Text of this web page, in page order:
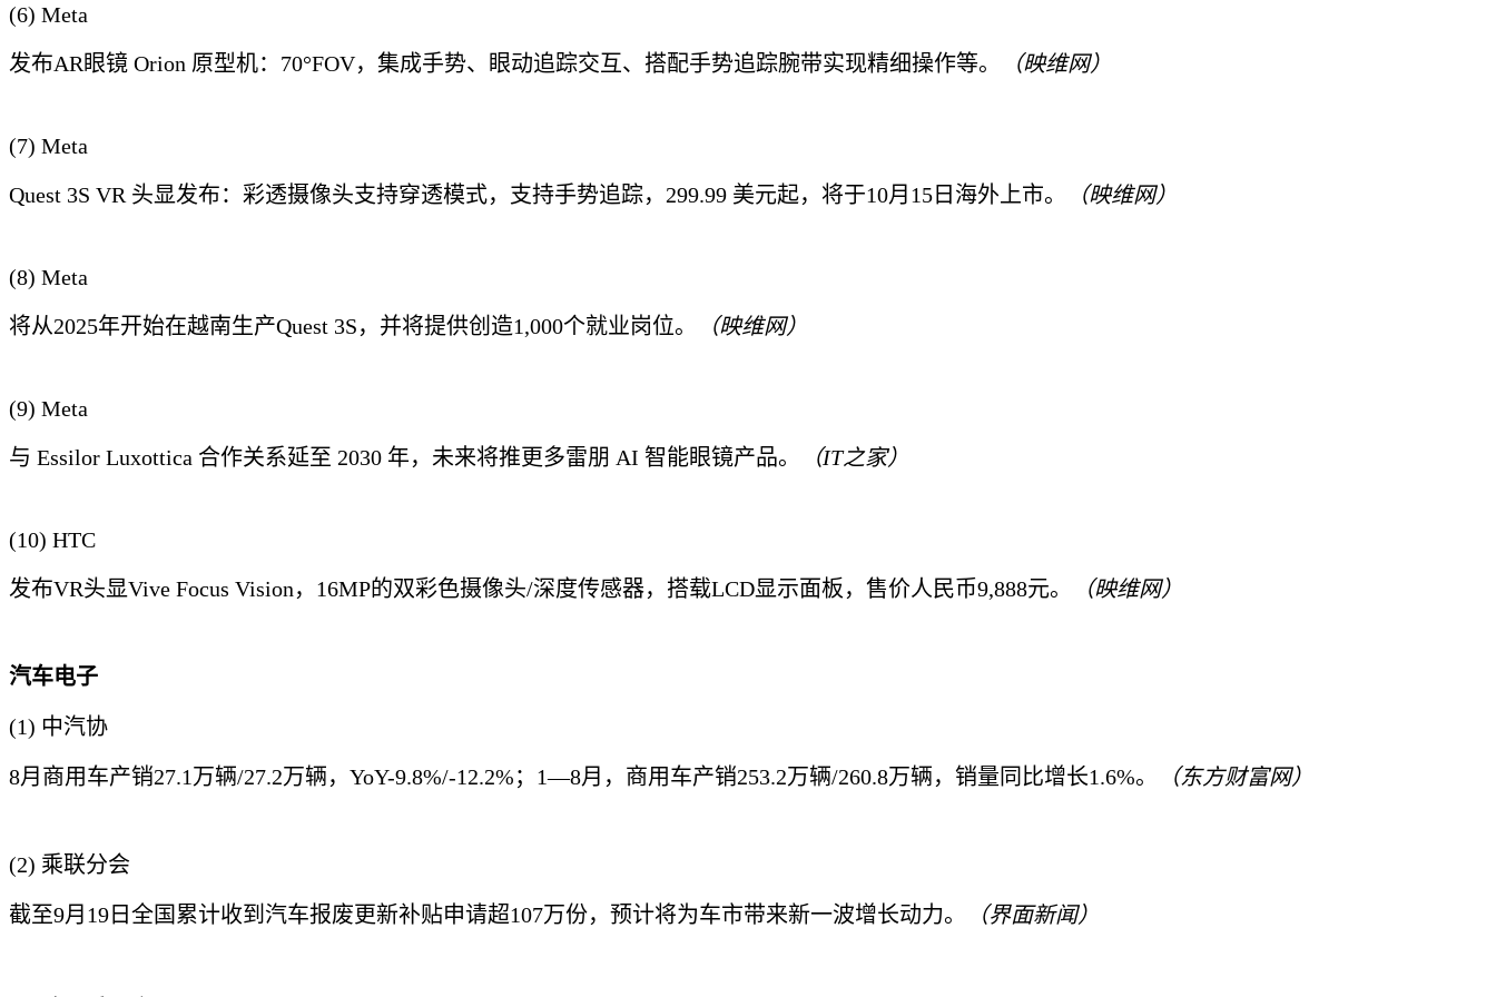
(6) Meta
发布AR眼镜 Orion 原型机：70°FOV，集成手势、眼动追踪交互、搭配手势追踪腕带实现精细操作等。
（映维网）
(7) Meta
Quest 3S VR 头显发布：彩透摄像头支持穿透模式，支持手势追踪，299.99 美元起，将于10月15日海外上市。
（映维网）
(8) Meta
将从2025年开始在越南生产Quest 3S，并将提供创造1,000个就业岗位。
（映维网）
(9) Meta
与 Essilor Luxottica 合作关系延至 2030 年，未来将推更多雷朋 AI 智能眼镜产品。
（IT之家）
(10) HTC
发布VR头显Vive Focus Vision，16MP的双彩色摄像头/深度传感器，搭载LCD显示面板，售价人民币9,888元。
（映维网）
汽车电子
(1) 中汽协
8月商用车产销27.1万辆/27.2万辆，YoY-9.8%/-12.2%；1—8月，商用车产销253.2万辆/260.8万辆，销量同比增长1.6%。 （东方财富网）
(2) 乘联分会
截至9月19日全国累计收到汽车报废更新补贴申请超107万份，预计将为车市带来新一波增长动力。 （界面新闻）